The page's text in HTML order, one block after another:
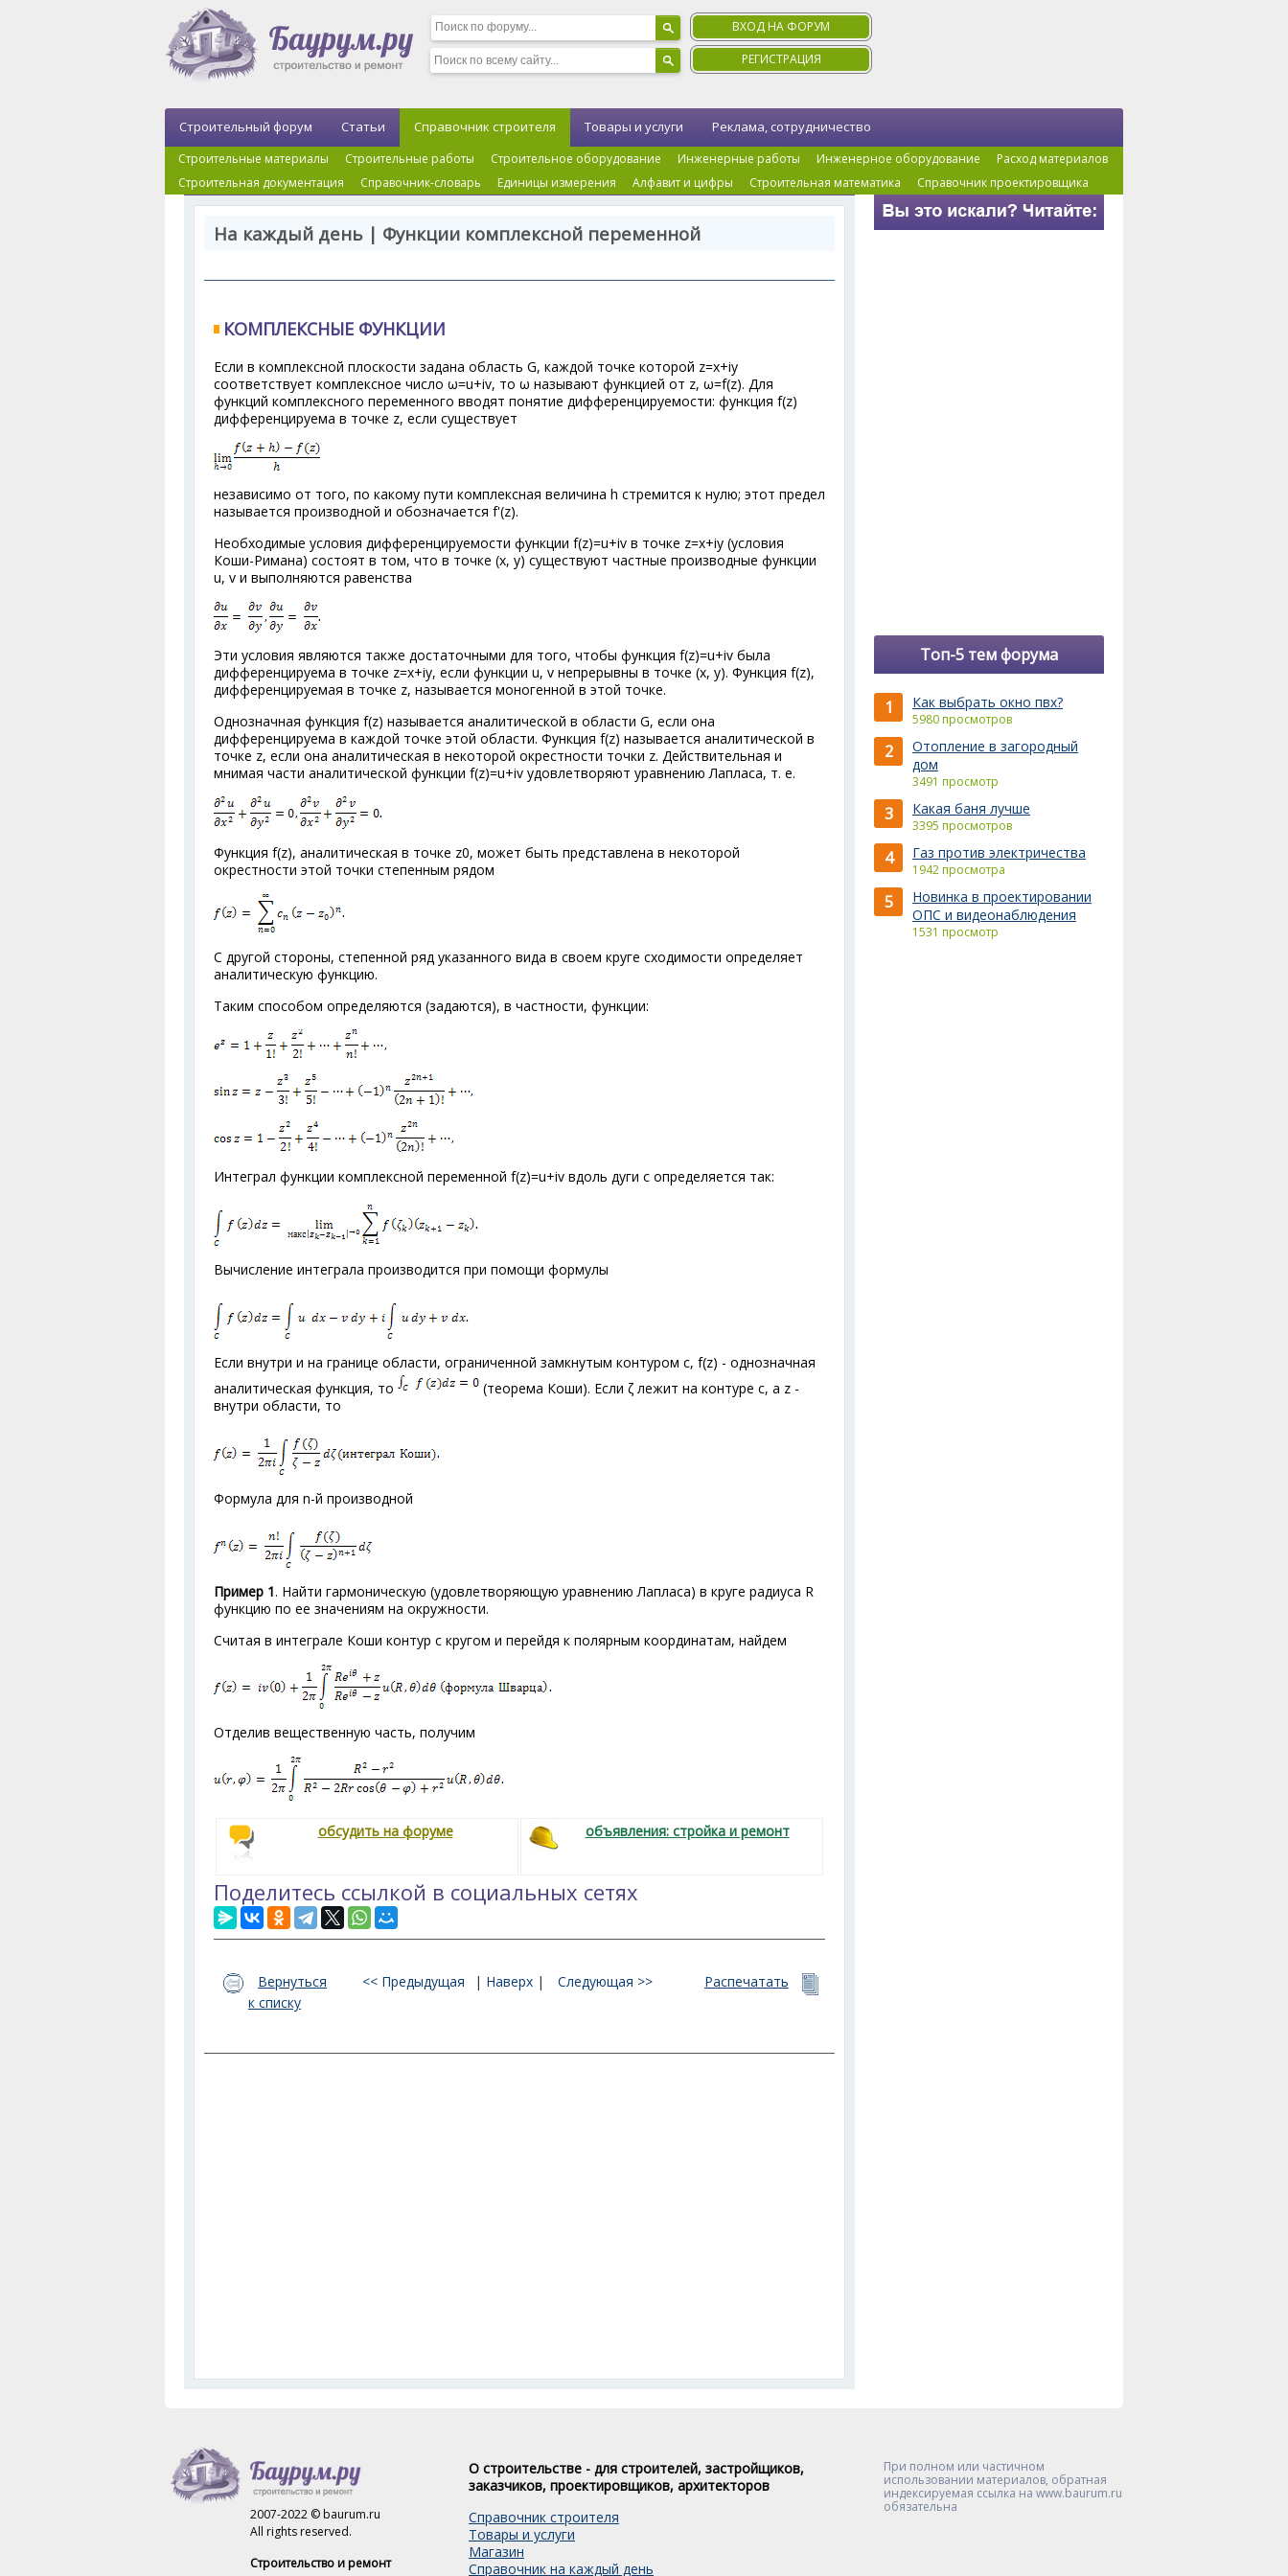
ВХОД НА ФОРУМ
РЕГИСТРАЦИЯ
Строительный форум Статьи Справочник строителя
Строительные материалы Строительные работы Строительное оборудование Инженерные работы Инженерное оборудование
Расход материалов
Строительная документация
Справочник-словарь Единицы измерения Алфавит и цифры Строительная математика Справочник проектировщика
Товары и услуги Реклама, сотрудничество
На каждый день | Функции комплексной переменной
КОМПЛЕКСНЫЕ ФУНКЦИИ
Если в комплексной плоскости задана область G, каждой точке которой z=x+iy
соответствует комплексное число ω=u+iv, то ω называют функцией от z, ω=f(z). Для
функций комплексного переменного вводят понятие дифференцируемости: функция f(z)
дифференцируема в точке z, если существует
независимо от того, по какому пути комплексная величина h стремится к нулю; этот предел
называется производной и обозначается f'(z).
Необходимые условия дифференцируемости функции f(z)=u+iv в точке z=x+iy (условия
Коши-Римана) состоят в том, что в точке (х, у) существуют частные производные функции
u, v и выполняются равенства
Эти условия являются также достаточными для того, чтобы функция f(z)=u+iv была
дифференцируема в точке z=x+iy, если функции u, v непрерывны в точке (х, у). Функция f(z),
дифференцируемая в точке z, называется моногенной в этой точке.
Однозначная функция f(z) называется аналитической в области G, если она
дифференцируема в каждой точке этой области. Функция f(z) называется аналитической в
точке z, если она аналитическая в некоторой окрестности точки z. Действительная и
мнимая части аналитической функции f(z)=u+iv удовлетворяют уравнению Лапласа, т. е.
Функция f(z), аналитическая в точке z0, может быть представлена в некоторой
окрестности этой точки степенным рядом
С другой стороны, степенной ряд указанного вида в своем круге сходимости определяет
аналитическую функцию.
Таким способом определяются (задаются), в частности, функции:
Интеграл функции комплексной переменной f(z)=u+iv вдоль дуги с определяется так:
Вычисление интеграла производится при помощи формулы
Если внутри и на границе области, ограниченной замкнутым контуром с, f(z) - однозначная
аналитическая функция, то
(теорема Коши). Если ζ лежит на контуре с, а z -
внутри области, то
Формула для n-й производной
Пример 1. Найти гармоническую (удовлетворяющую уравнению Лапласа) в круге радиуса R
функцию по eе значениям на окружности.
Считая в интеграле Коши контур с кругом и перейдя к полярным координатам, найдем
Отделив вещественную часть, получим
обсудить на форуме объявления: стройка и ремонт
Поделитесь ссылкой в социальных сетях
Вернуться
к списку
<< Предыдущая | Наверх | Следующая >> Распечатать
Топ-5 тем форума
1 Как выбрать окно пвх?
5980 просмотров
2
Отопление в загородный
дом
3491 просмотр
3 Какая баня лучше
3395 просмотров
4 Газ против электричества
1942 просмотра
5
Новинка в проектировании
ОПС и видеонаблюдения
1531 просмотр
2007-2022 © baurum.ru
All rights reserved.
Строительство и ремонт
О строительстве - для строителей, застройщиков,
заказчиков, проектировщиков, архитекторов
Справочник строителя
Товары и услуги
Магазин
Справочник на каждый день
При полном или частичном
использовании материалов, обратная
индексируемая ссылка на www.baurum.ru
обязательна